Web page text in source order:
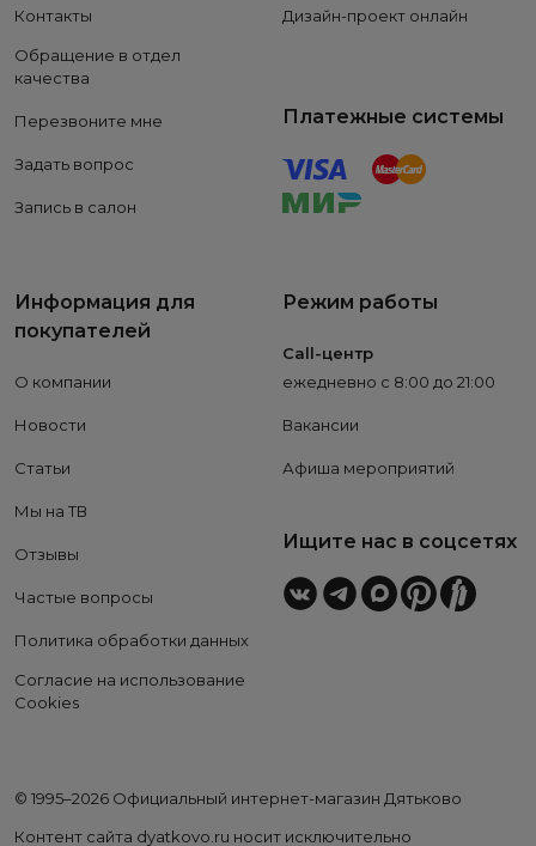
Контакты
Обращение в отдел
качества
Перезвоните мне
Задать вопрос
Запись в салон
Дизайн-проект онлайн
Платежные системы
Информация для
покупателей
О компании
Новости
Статьи
Мы на ТВ
Отзывы
Частые вопросы
Политика обработки данных
Согласие на использование
Cookies
Режим работы
Call-центр
ежедневно с 8:00 до 21:00
Вакансии
Афиша мероприятий
Ищите нас в соцсетях
© 1995–2026 Официальный интернет-магазин Дятьково
Контент сайта dyatkovo.ru носит исключительно